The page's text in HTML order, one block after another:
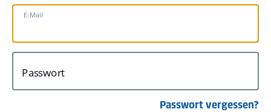
E-Mail
Passwort
Passwort vergessen?